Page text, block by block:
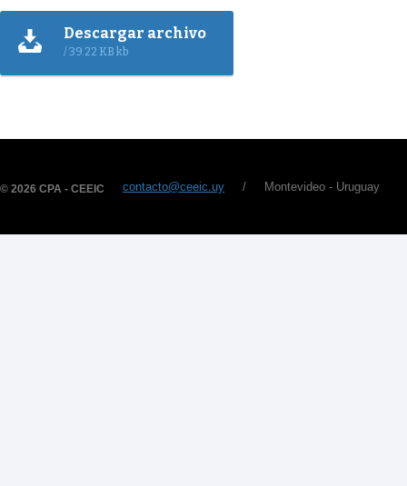
Descargar archivo
/ 39.22 KB kb
© 2026 CPA - CEEIC contacto@ceeic.uy / Montevideo - Uruguay